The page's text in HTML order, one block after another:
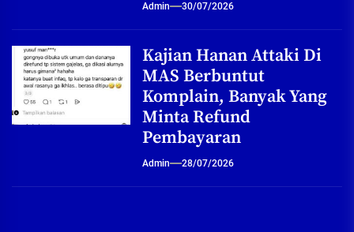
Admin 30/07/2026
Kajian Hanan Attaki Di
MAS Berbuntut
Komplain, Banyak Yang
Minta Refund
Pembayaran
Admin 28/07/2026